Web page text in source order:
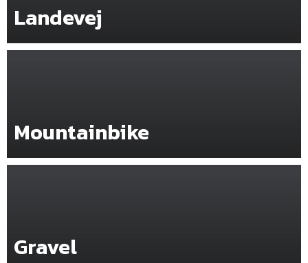
Landevej
Mountainbike
Gravel